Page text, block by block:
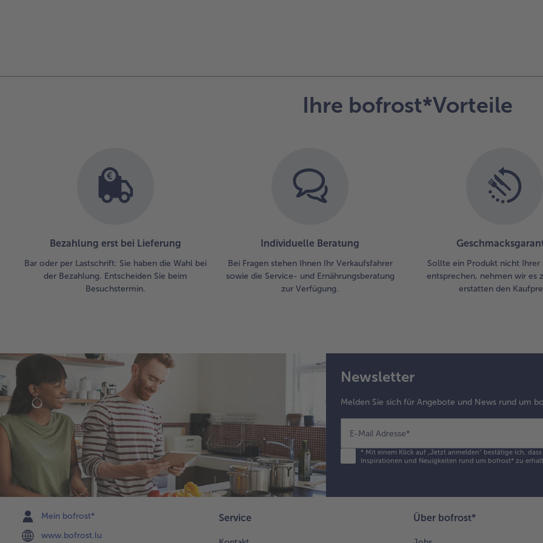
Ihre bofrost*Vorteile
Bezahlung erst bei Lieferung
Bar oder per Lastschrift: Sie haben die Wahl bei
der Bezahlung. Entscheiden Sie beim
Besuchstermin.
Individuelle Beratung
Bei Fragen stehen Ihnen Ihr Verkaufsfahrer
sowie die Service- und Ernährungsberatung
zur Verfügung.
Sollte ein Produkt nicht Ihrer
entsprechen, nehmen wir es
erstatten den
Newsletter
Melden Sie sich für Angebote und News rund um
E-Mail Adresse*
*Mit einem Klick auf „Jetzt anmelden" bestätige ich,
Inspirationen und Neuigkeiten rund um bofrost* zu
Mein bofrost*
www.bofrost.lu
Service Über bofrost*